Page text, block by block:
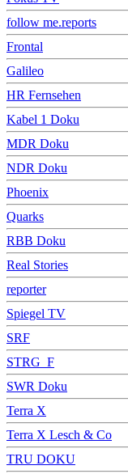
follow me.reports
Frontal
Galileo
HR Fernsehen
Kabel 1 Doku
MDR Doku
NDR Doku
Phoenix
Quarks
RBB Doku
Real Stories
reporter
Spiegel TV
SRF
STRG_F
SWR Doku
Terra X
Terra X Lesch & Co
TRU DOKU